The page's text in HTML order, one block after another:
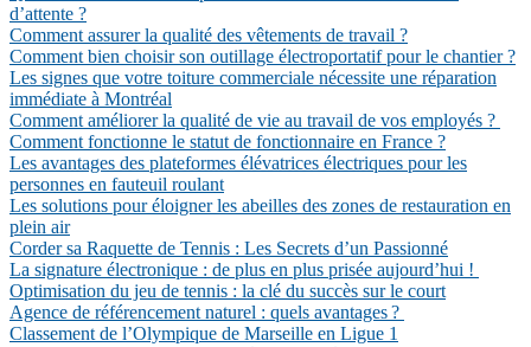
d’attente ?
Comment assurer la qualité des vêtements de travail ?
Comment bien choisir son outillage électroportatif pour le chantier ?
Les signes que votre toiture commerciale nécessite une réparation
immédiate à Montréal
Comment améliorer la qualité de vie au travail de vos employés ?
Comment fonctionne le statut de fonctionnaire en France ?
Les avantages des plateformes élévatrices électriques pour les
personnes en fauteuil roulant
Les solutions pour éloigner les abeilles des zones de restauration en
plein air
Corder sa Raquette de Tennis : Les Secrets d’un Passionné
La signature électronique : de plus en plus prisée aujourd’hui !
Optimisation du jeu de tennis : la clé du succès sur le court
Agence de référencement naturel : quels avantages ?
Classement de l’Olympique de Marseille en Ligue 1